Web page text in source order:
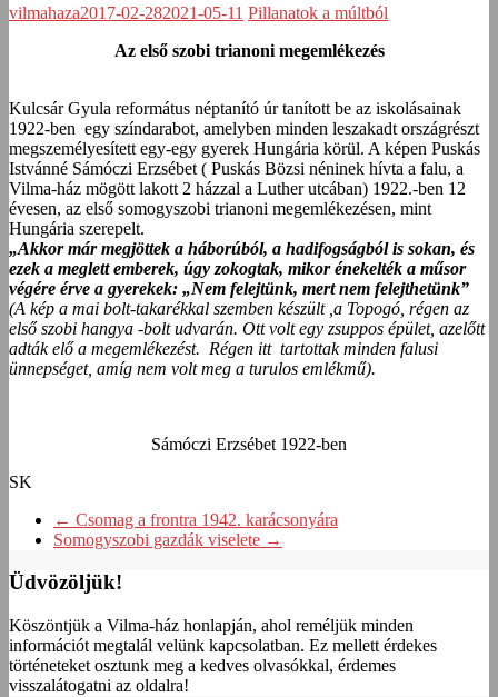
vilmahaza2017-02-282021-05-11 Pillanatok a múltból
Az első szobi trianoni megemlékezés
Kulcsár Gyula református néptanító úr tanított be az iskolásainak
1922-ben egy színdarabot, amelyben minden leszakadt országrészt
megszemélyesített egy-egy gyerek Hungária körül. A képen Puskás
Istvánné Sámóczi Erzsébet ( Puskás Bözsi néninek hívta a falu, a
Vilma-ház mögött lakott 2 házzal a Luther utcában) 1922.-ben 12
évesen, az első somogyszobi trianoni megemlékezésen, mint
Hungária szerepelt.
„Akkor már megjöttek a háborúból, a hadifogságból is sokan, és
ezek a meglett emberek, úgy zokogtak, mikor énekelték a műsor
végére érve a gyerekek: „Nem felejtünk, mert nem felejthetünk”
(A kép a mai bolt-takarékkal szemben készült ,a Topogó, régen az
első szobi hangya -bolt udvarán. Ott volt egy zsuppos épület, azelőtt
adták elő a megemlékezést. Régen itt tartottak minden falusi
ünnepséget, amíg nem volt meg a turulos emlékmű).
Sámóczi Erzsébet 1922-ben
SK
← Csomag a frontra 1942. karácsonyára
Somogyszobi gazdák viselete →
Üdvözöljük!
Köszöntjük a Vilma-ház honlapján, ahol reméljük minden
információt megtalál velünk kapcsolatban. Ez mellett érdekes
történeteket osztunk meg a kedves olvasókkal, érdemes
visszalátogatni az oldalra!